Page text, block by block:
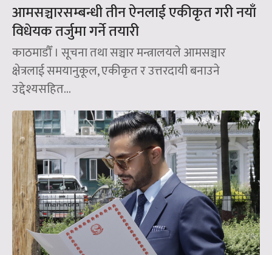
आमसञ्चारसम्बन्धी तीन ऐनलाई एकीकृत गरी नयाँ
विधेयक तर्जुमा गर्ने तयारी
काठमाडौँ । सूचना तथा सञ्चार मन्त्रालयले आमसञ्चार
क्षेत्रलाई समयानुकूल, एकीकृत र उत्तरदायी बनाउने
उद्देश्यसहित...